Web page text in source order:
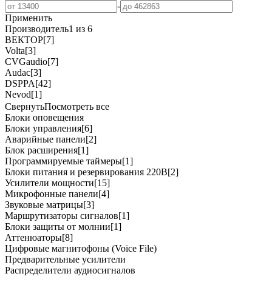
-
Применить
Производитель1 из 6
ВЕКТОР[7]
Volta[3]
CVGaudio[7]
Audac[3]
DSPPA[42]
Nevod[1]
СвернутьПосмотреть все
Блоки оповещения
Блоки управления[6]
Аварийные панели[2]
Блок расширения[1]
Программируемые таймеры[1]
Блоки питания и резервирования 220В[2]
Усилители мощности[15]
Микрофонные панели[4]
Звуковые матрицы[3]
Маршрутизаторы сигналов[1]
Блоки защиты от молнии[1]
Аттенюаторы[8]
Цифровые магнитофоны (Voice File)
Предварительные усилители
Распределители аудиосигналов